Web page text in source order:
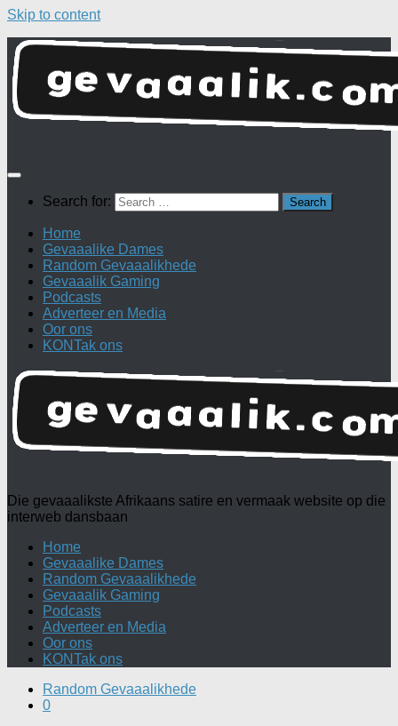
Skip to content
Search for:
Home
Gevaaalike Dames
Random Gevaaalikhede
Gevaaalik Gaming
Podcasts
Adverteer en Media
Oor ons
KONTak ons
Die gevaaalikste Afrikaans satire en vermaak website op die
interweb dansbaan
Home
Gevaaalike Dames
Random Gevaaalikhede
Gevaaalik Gaming
Podcasts
Adverteer en Media
Oor ons
KONTak ons
Random Gevaaalikhede
0